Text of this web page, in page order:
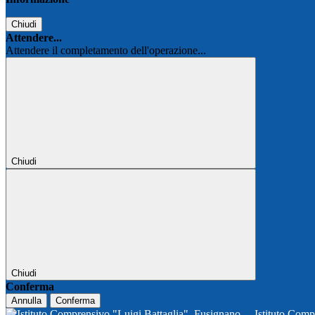
Chiudi
Attendere...
Attendere il completamento dell'operazione...
Chiudi
Chiudi
Conferma
Annulla Conferma